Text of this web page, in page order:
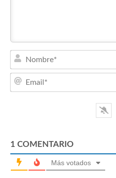
1 COMENTARIO
Más votados